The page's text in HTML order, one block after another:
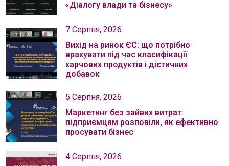
«Діалогу влади та бізнесу»
7 Серпня, 2026
Вихід на ринок ЄС: що потрібно
врахувати під час класифікації
харчових продуктів і дієтичних
добавок
5 Серпня, 2026
Маркетинг без зайвих витрат:
підприємцям розповіли, як ефективно
просувати бізнес
4 Серпня, 2026